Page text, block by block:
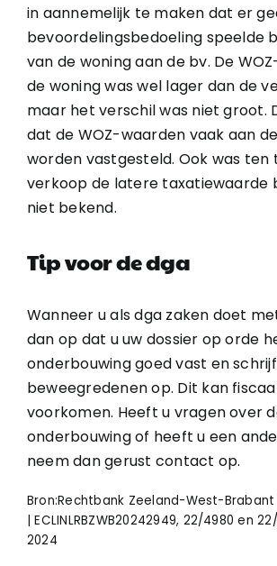
in aannemelijk te maken dat er
bevoordelingsbedoeling speelde
van de woning aan de bv. De
de woning was wel lager dan de
maar het verschil was niet groot.
dat de WOZ-waarden vaak aan
worden vastgesteld. Ook was ten
verkoop de latere taxatiewaarde
niet bekend.
Tip voor de dga
Wanneer u als dga zaken doet
dan op dat u uw dossier op orde
onderbouwing goed vast en
beweegredenen op. Dit kan
voorkomen. Heeft u vragen over
onderbouwing of heeft u een
neem dan gerust contact op.
Bron:Rechtbank Zeeland-West-
| ECLINLRBZWB20242949, 22/4980 en
2024